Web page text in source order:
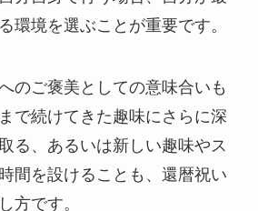
環境を選ぶことが重要です。
のご褒美としての意味合いも
で続けてきた趣味にさらに深
る、あるいは新しい趣味やス
間を設けることも、還暦祝い
方です。